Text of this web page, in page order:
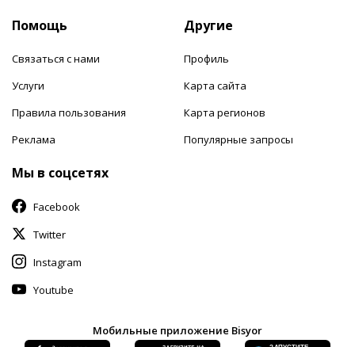
Помощь
Связаться с нами
Услуги
Правила пользования
Реклама
Другие
Профиль
Карта сайта
Карта регионов
Популярные запросы
Мы в соцсетях
Facebook
Twitter
Instagram
Youtube
Мобильные приложение Bisyor